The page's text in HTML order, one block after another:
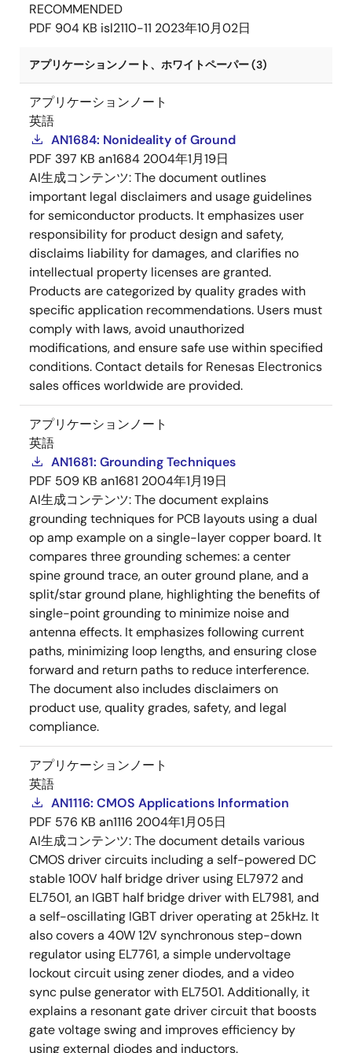
RECOMMENDED
PDF 904 KB isl2110-11 2023年10月02日
アプリケーションノート、ホワイトペーパー (3)
アプリケーションノート
英語
AN1684: Nonideality of Ground
PDF 397 KB an1684 2004年1月19日
AI生成コンテンツ:The document outlines
important legal disclaimers and usage guidelines
for semiconductor products. It emphasizes user
responsibility for product design and safety,
disclaims liability for damages, and clarifies no
intellectual property licenses are granted.
Products are categorized by quality grades with
specific application recommendations. Users must
comply with laws, avoid unauthorized
modifications, and ensure safe use within specified
conditions. Contact details for Renesas Electronics
sales offices worldwide are provided.
アプリケーションノート
英語
AN1681: Grounding Techniques
PDF 509 KB an1681 2004年1月19日
AI生成コンテンツ:The document explains
grounding techniques for PCB layouts using a dual
op amp example on a single-layer copper board. It
compares three grounding schemes: a center
spine ground trace, an outer ground plane, and a
split/star ground plane, highlighting the benefits of
single-point grounding to minimize noise and
antenna effects. It emphasizes following current
paths, minimizing loop lengths, and ensuring close
forward and return paths to reduce interference.
The document also includes disclaimers on
product use, quality grades, safety, and legal
compliance.
アプリケーションノート
英語
AN1116: CMOS Applications Information
PDF 576 KB an1116 2004年1月05日
AI生成コンテンツ:The document details various
CMOS driver circuits including a self-powered DC
stable 100V half bridge driver using EL7972 and
EL7501, an IGBT half bridge driver with EL7981, and
a self-oscillating IGBT driver operating at 25kHz. It
also covers a 40W 12V synchronous step-down
regulator using EL7761, a simple undervoltage
lockout circuit using zener diodes, and a video
sync pulse generator with EL7501. Additionally, it
explains a resonant gate driver circuit that boosts
gate voltage swing and improves efficiency by
using external diodes and inductors.